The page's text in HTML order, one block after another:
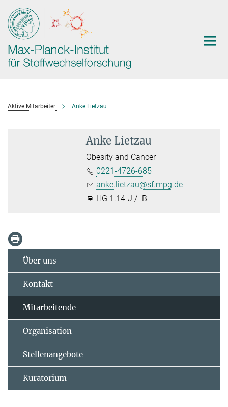
Hauptinhalt
Aktive Mitarbeiter Anke Lietzau
Anke Lietzau
Obesity and Cancer
0221-4726-685
anke.lietzau@sf.mpg.de
HG 1.14-J / -B
Über uns
Kontakt
Mitarbeitende
Organisation
Stellenangebote
Kuratorium